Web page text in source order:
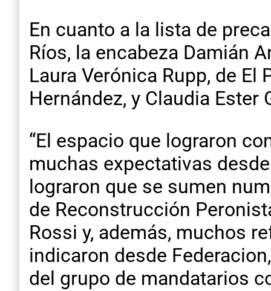
En cuanto a la lista de
Ríos, la encabeza Damián
Laura Verónica Rupp, de
Hernández, y Claudia Ester
“El espacio que lograron
muchas expectativas
lograron que se sumen
de Reconstrucción
Rossi y, además, muchos
indicaron desde
del grupo de mandatarios